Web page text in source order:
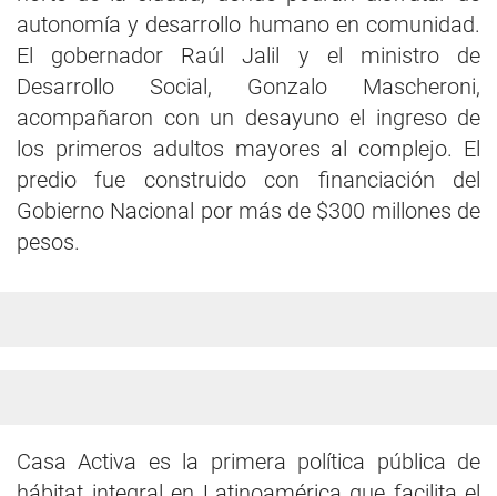
autonomía y desarrollo humano en comunidad.
El gobernador Raúl Jalil y el ministro de
Desarrollo Social, Gonzalo Mascheroni,
acompañaron con un desayuno el ingreso de
los primeros adultos mayores al complejo. El
predio fue construido con financiación del
Gobierno Nacional por más de $300 millones de
pesos.
Casa Activa es la primera política pública de